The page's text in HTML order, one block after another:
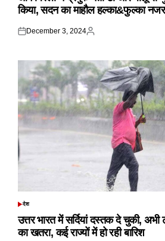
किया, सदन का माहौल हल्का&फुल्का
Posted
December 3, 2024
Posted
POSTED
देश
उत्तर भारत में सर्दियां दस्तक दे चुकी,
का खतरा, कई राज्यों में हो रही बारिश